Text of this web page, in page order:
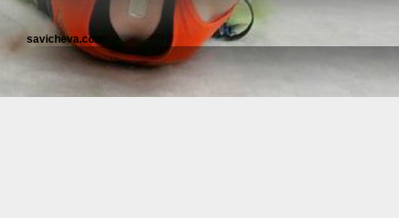
savicheva.com